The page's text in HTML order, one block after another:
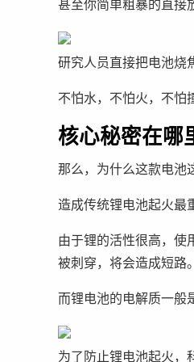
甚至你简单粗暴的直接
研究人员直接把电池烧
不怕水，不怕火，不怕
核心秘密在哪
那么，为什么这款电池
造成传统锂电池起火最
由于锂的活性很高，使
被刺穿，将会造成短路。
而锂电池的电解质一般
为了防止锂电池起火，